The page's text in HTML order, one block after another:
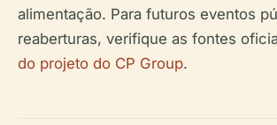
alimentação. Para futuros eventos
reaberturas, verifique as fontes
do projeto do CP Group.